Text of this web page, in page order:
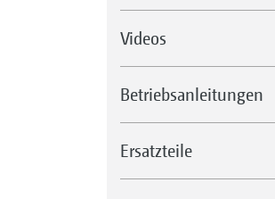
Videos
Betriebsanleitungen
Ersatzteile